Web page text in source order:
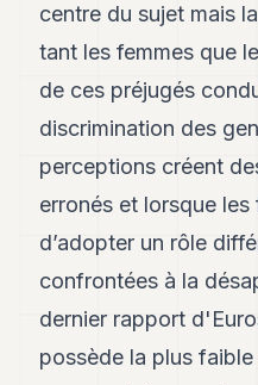
Andy
22
21
Andy
19
Andy
Andy
16
15
Andy
14
Andy
centre du sujet mais
tant les femmes que
de ces préjugés
discrimination des
perceptions créent
erronés et lorsque les
d’adopter un rôle
confrontées à la
dernier rapport
possède la plus